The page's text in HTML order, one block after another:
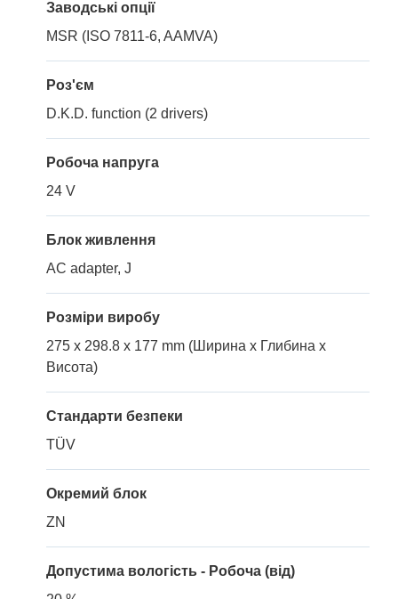
Заводські опції
MSR (ISO 7811-6, AAMVA)
Роз'єм
D.K.D. function (2 drivers)
Робоча напруга
24 V
Блок живлення
AC adapter, J
Розміри виробу
275 x 298.8 x 177 mm (Ширина x Глибина x
Висота)
Стандарти безпеки
TÜV
Окремий блок
ZN
Допустима вологість - Робоча (від)